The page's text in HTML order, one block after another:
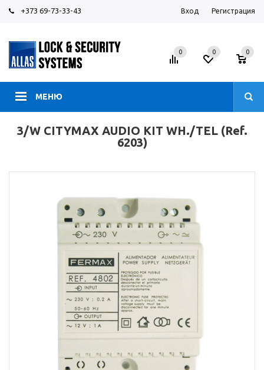
+373 69-73-33-43 Вход Регистрация
МЕНЮ
0 0 0
3/W CITYMAX AUDIO KIT WH./TEL (Ref.
6203)